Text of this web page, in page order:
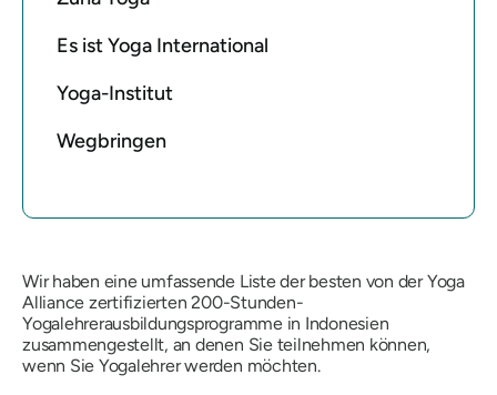
Es ist Yoga International
Yoga-Institut
Wegbringen
Wir haben eine umfassende Liste der besten von der Yoga
Alliance zertifizierten 200-Stunden-
Yogalehrerausbildungsprogramme in Indonesien
zusammengestellt, an denen Sie teilnehmen können,
wenn Sie Yogalehrer werden möchten.